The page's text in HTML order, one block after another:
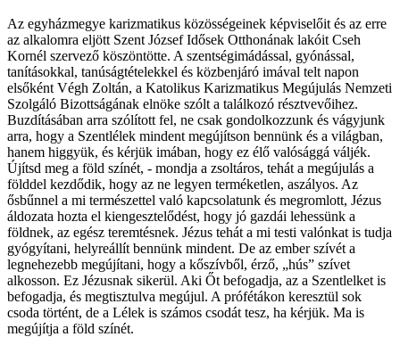
Az egyházmegye karizmatikus közösségeinek képviselőit és az erre
az alkalomra eljött Szent József Idősek Otthonának lakóit Cseh
Kornél szervező köszöntötte. A szentségimádással, gyónással,
tanításokkal, tanúságtételekkel és közbenjáró imával telt napon
elsőként Végh Zoltán, a Katolikus Karizmatikus Megújulás Nemzeti
Szolgáló Bizottságának elnöke szólt a találkozó résztvevőihez.
Buzdításában arra szólított fel, ne csak gondolkozzunk és vágyjunk
arra, hogy a Szentlélek mindent megújítson bennünk és a világban,
hanem higgyük, és kérjük imában, hogy ez élő valósággá váljék.
Újítsd meg a föld színét, - mondja a zsoltáros, tehát a megújulás a
földdel kezdődik, hogy az ne legyen terméketlen, aszályos. Az
ősbűnnel a mi természettel való kapcsolatunk és megromlott, Jézus
áldozata hozta el kiengesztelődést, hogy jó gazdái lehessünk a
földnek, az egész teremtésnek. Jézus tehát a mi testi valónkat is tudja
gyógyítani, helyreállít bennünk mindent. De az ember szívét a
legnehezebb megújítani, hogy a kőszívből, érző, „hús” szívet
alkosson. Ez Jézusnak sikerül. Aki Őt befogadja, az a Szentlelket is
befogadja, és megtisztulva megújul. A prófétákon keresztül sok
csoda történt, de a Lélek is számos csodát tesz, ha kérjük. Ma is
megújítja a föld színét.